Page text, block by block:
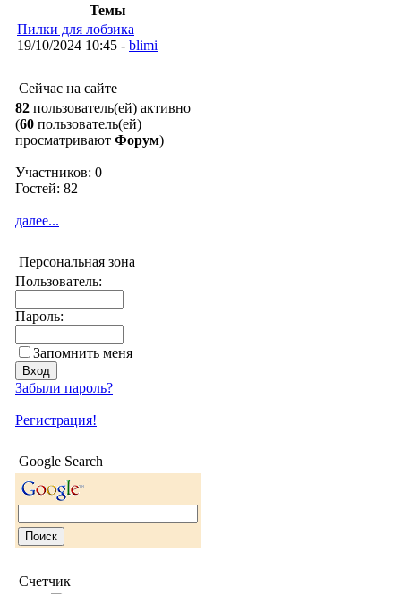
Темы
Пилки для лобзика
19/10/2024 10:45 - blimi
Сейчас на сайте
82 пользователь(ей) активно
(60 пользователь(ей)
просматривают Форум)
Участников: 0
Гостей: 82
далее...
Персональная зона
Пользователь:
Пароль:
Запомнить меня
Забыли пароль?
Регистрация!
Google Search
Счетчик